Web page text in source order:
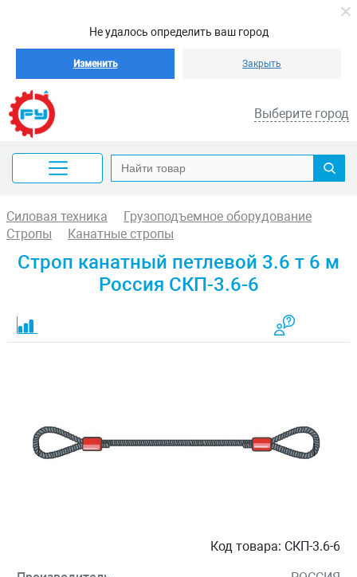
Не удалось определить ваш город
Изменить Закрыть
Выберите город
Силовая техника
Грузоподъемное оборудование
Стропы
Канатные стропы
Строп канатный петлевой 3.6 т 6 м
Россия СКП-3.6-6
Код товара: СКП-3.6-6